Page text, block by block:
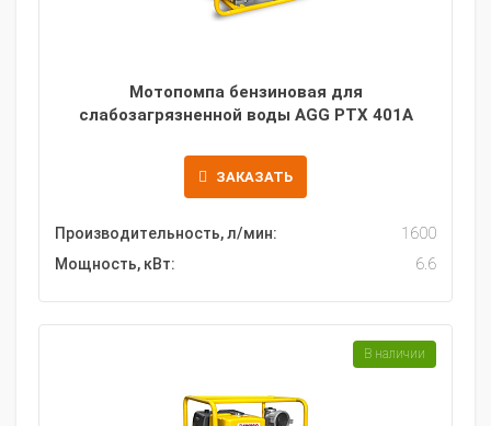
Мотопомпа бензиновая для
слабозагрязненной воды AGG PTX 401A
ЗАКАЗАТЬ
Производительность, л/мин:
1600
Мощность, кВт:
6.6
В наличии